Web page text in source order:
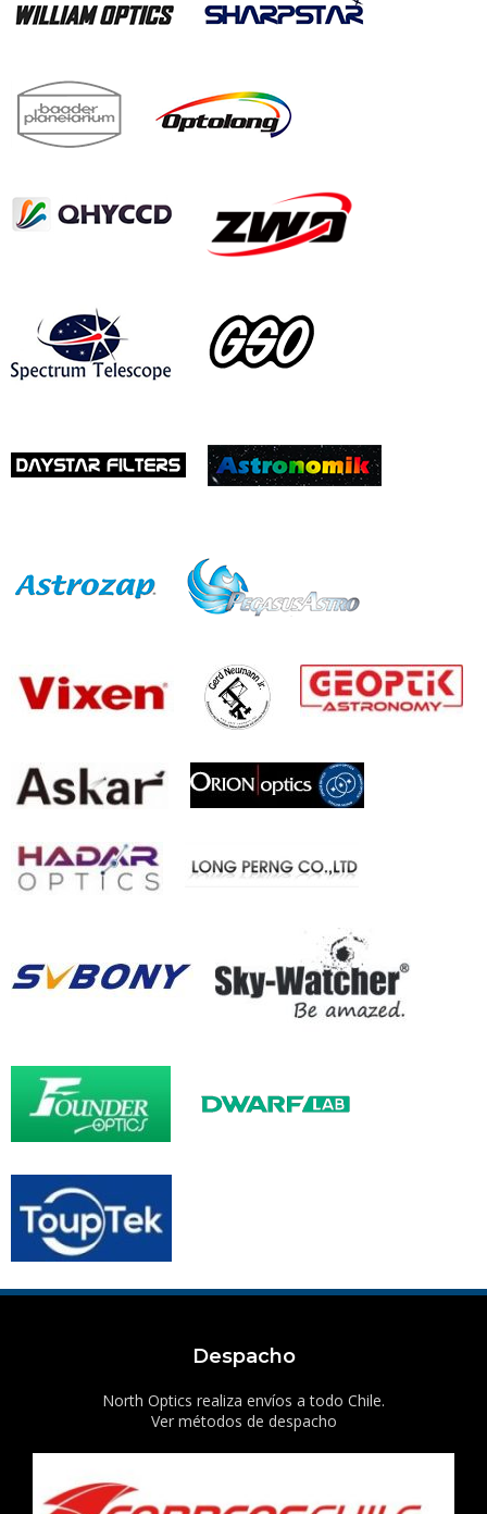
Despacho
North Optics realiza envíos a todo Chile.
Ver métodos de despacho